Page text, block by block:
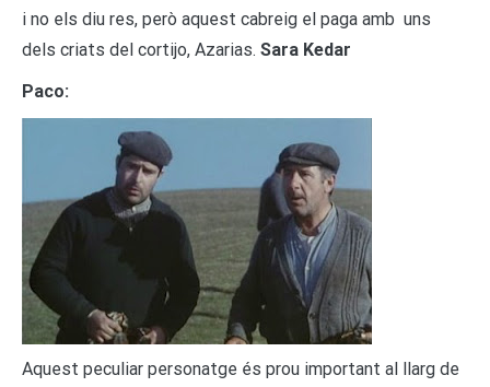
i no els diu res, però aquest cabreig el paga amb uns
dels criats del cortijo, Azarias. Sara Kedar
Paco:
Aquest peculiar personatge és prou important al llarg de